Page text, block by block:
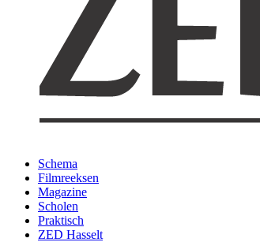
Schema
Filmreeksen
Magazine
Scholen
Praktisch
ZED Hasselt